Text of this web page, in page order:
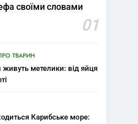
своїми словами
01
ТВАРИН
живуть метелики: від яйця
Карибське море: